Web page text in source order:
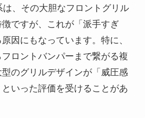
、その大胆なフロントグリル
ですが、これが「派手すぎ
因にもなっています。特に、
ロントバンパーまで繋がる複
のグリルデザインが「威圧感
いった評価を受けることがあ